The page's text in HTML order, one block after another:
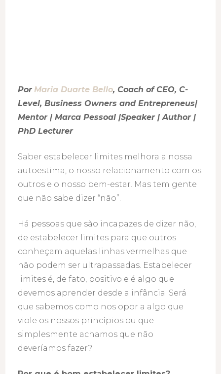
Por Maria Duarte Bello, Coach of CEO, C-
Level, Business Owners and Entrepreneus|
Mentor | Marca Pessoal |Speaker | Author |
PhD Lecturer
Saber estabelecer limites melhora a nossa
autoestima, o nosso relacionamento com os
outros e o nosso bem-estar. Mas tem gente
que não sabe dizer “não”.
Há pessoas que são incapazes de dizer não,
de estabelecer limites para que outros
conheçam aquelas linhas vermelhas que
não podem ser ultrapassadas. Estabelecer
limites é, de fato, positivo e é algo que
devemos aprender desde a infância. Será
que sabemos como nos opor a algo que
viole os nossos princípios ou que
simplesmente achamos que não
deveríamos fazer?